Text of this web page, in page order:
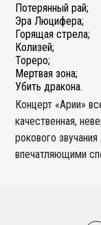
Потерянный рай;
Эра Люцифера;
Горящая стрела;
Колизей;
Тореро;
Мертвая зона;
Убить дракона.
Концерт «Арии»
качественная,
рокового
впечатляющими